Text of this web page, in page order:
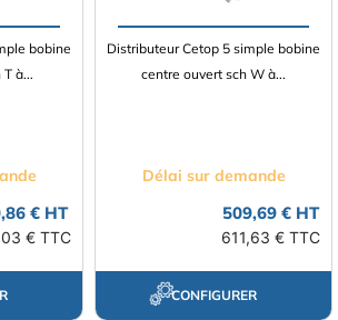
bobine
à...
€ HT
€ TTC
Distributeur Cetop 5 simple bobine
centre ouvert sch W à...
Délai sur demande
509,69 € HT
611,63 € TTC
CONFIGURER